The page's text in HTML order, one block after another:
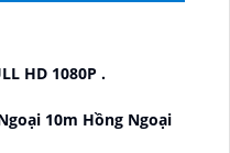
HD 1080P .
10m Hồng Ngoại